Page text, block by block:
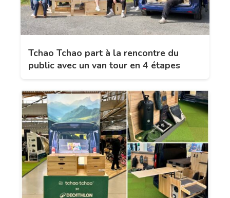
Tchao Tchao part à la rencontre du
public avec un van tour en 4 étapes